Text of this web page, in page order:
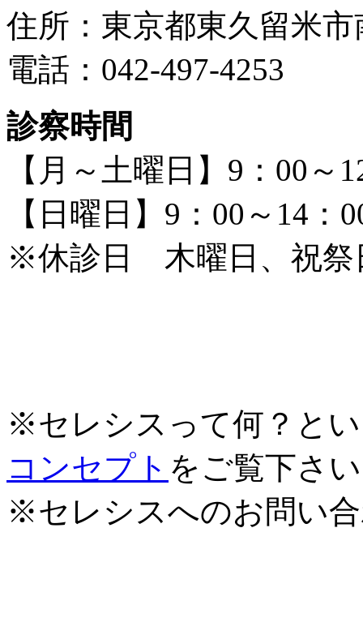
住所：東京都東久留米市
電話：042-497-4253
診察時間
【月～土曜日】9：00～
【日曜日】9：00～14：
※休診日 木曜日、祝祭
※セレシスって何？と
コンセプト をご覧下さ
※セレシスへのお問い